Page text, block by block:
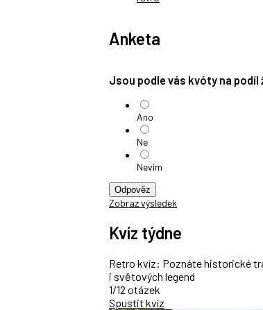
Anketa
Jsou podle vás kvóty na podíl
Ano
Ne
Nevím
Odpověz
Zobraz výsledek
Kvíz týdne
Retro kvíz: Poznáte historické
i světových legend
1/12 otázek
Spustit kvíz